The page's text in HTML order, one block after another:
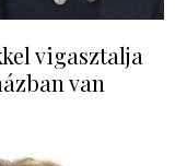
vigasztalja
van